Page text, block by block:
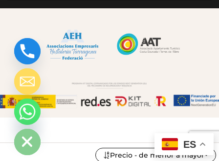
Precio - de menor a mayor
ES
Hide
chaty